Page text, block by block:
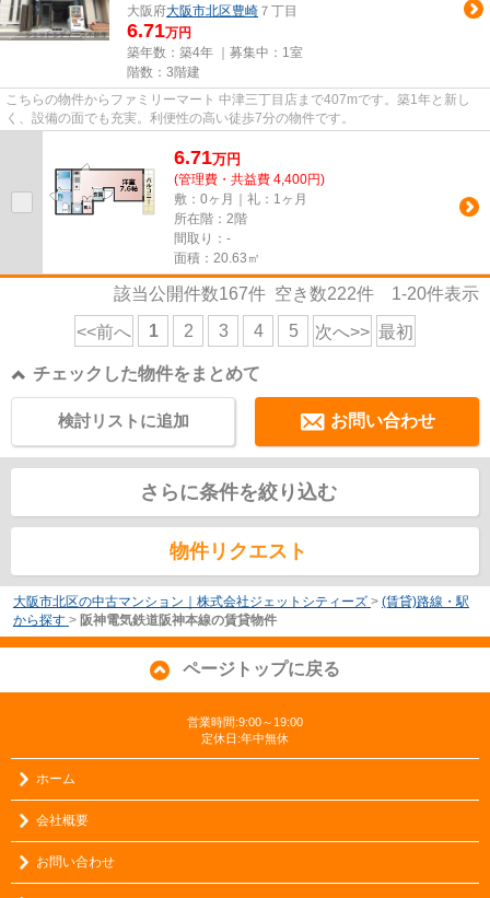
大阪府大阪市北区豊崎 ７丁目
6.71万円
築年数：築4年 ｜募集中： 1室
階数：3階建
こちらの物件からファミリーマート 中津三丁目店まで407mです。築1年と新し
く、設備の面でも充実。利便性の高い徒歩7分の物件です。
6.71万円
(管理費・共益費 4,400円)
敷：0ヶ月｜礼：1ヶ月
所在階：2階
間取り：-
面積：20.63㎡
該当公開件数167件 空き数222件 1-20件表示
<<前へ 1 2 3 4 5 次へ>> 最初
チェックした物件をまとめて
お問い合わせ
検討リストに追加
さらに条件を絞り込む
物件リクエスト
大阪市北区の中古マンション｜株式会社ジェットシティーズ > (賃貸)路線・駅
から探す > 阪神電気鉄道阪神本線の賃貸物件
ページトップに戻る
営業時間:9:00～19:00
定休日:年中無休
ホーム
会社概要
お問い合わせ